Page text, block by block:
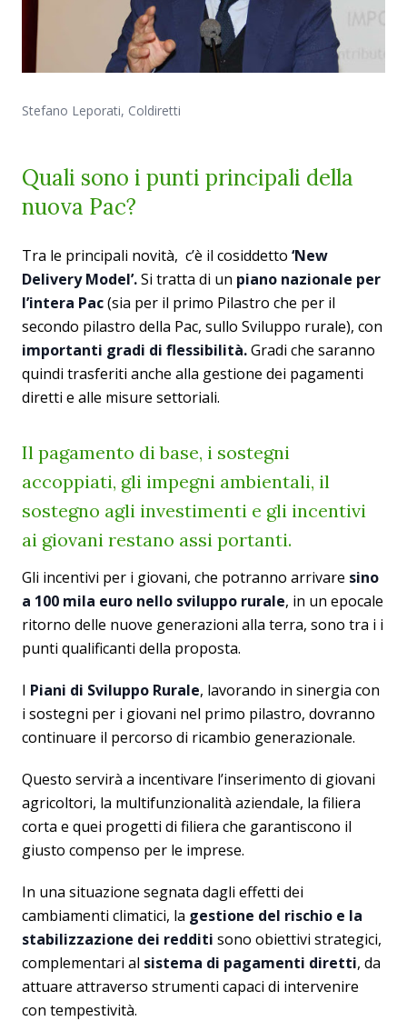
Stefano Leporati, Coldiretti
Quali sono i punti principali della
nuova Pac?
Tra le principali novità, c’è il cosiddetto ‘New
Delivery Model’.Si tratta di un piano nazionale per
l’intera Pac(sia per il primo Pilastro che per il
secondo pilastro della Pac, sullo Sviluppo rurale), con
importanti gradi di flessibilità.Gradi che saranno
quindi trasferiti anche alla gestione dei pagamenti
diretti e alle misure settoriali.
Il pagamento di base, i sostegni
accoppiati, gli impegni ambientali, il
sostegno agli investimenti e gli incentivi
ai giovani restano assi portanti.
Gli incentivi per i giovani, che potranno arrivare sino
a 100 mila euro nello sviluppo rurale, in un epocale
ritorno delle nuove generazioni alla terra, sono tra i i
punti qualificanti della proposta.
I Piani di Sviluppo Rurale, lavorando in sinergia con
i sostegni per i giovani nel primo pilastro, dovranno
continuare il percorso di ricambio generazionale.
Questo servirà a incentivare l’inserimento di giovani
agricoltori, la multifunzionalità aziendale, la filiera
corta e quei progetti di filiera che garantiscono il
giusto compenso per le imprese.
In una situazione segnata dagli effetti dei
cambiamenti climatici, la gestione del rischio e la
stabilizzazione dei redditi sono obiettivi strategici,
complementari al sistema di pagamenti diretti, da
attuare attraverso strumenti capaci di intervenire
con tempestività.